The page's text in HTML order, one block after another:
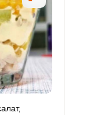
15.2
0
0